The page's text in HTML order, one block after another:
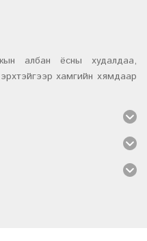
албан ёсны худалдаа,
эрхтэйгээр хамгийн хямдаар